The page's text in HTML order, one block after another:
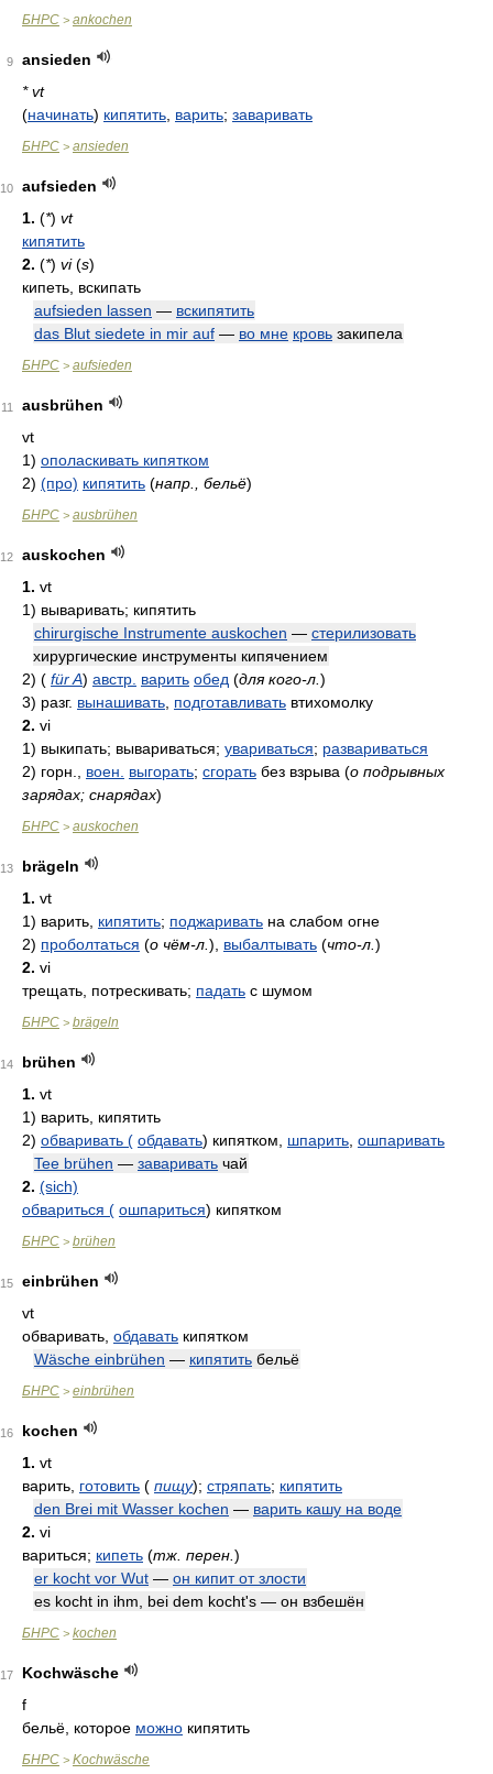
БНРС > ankochen
9
ansieden
* vt
(начинать) кипятить варить; заваривать
БНРС > ansieden
10
aufsieden
1. (*) vt
кипятить
2. (*) vi(s)
кипеть, вскипать
aufsieden lassen — вскипятить
das Blut siedete in mir auf — во мне кровь закипела
БНРС > aufsieden
11
ausbrühen
vt
1) ополаскивать кипятком
2) (про) кипятить (напр., бельё)
БНРС > ausbrühen
12
auskochen
1. vt
1) вываривать; кипятить
chirurgische Instrumente auskochen — стерилизовать
хирургические инструменты кипячением
2) ( für A) австр. варить обед (для кого-л. )
3) разг. вынашивать подготавливать втихомолку
2. vi
1) выкипать; вывариваться; увариваться; развариваться
2) горн., воен. выгорать; сгорать без взрыва (о подрывных
зарядах; снарядах)
БНРС > auskochen
13
brägeln
1. vt
1) варить, кипятить; поджаривать на слабом огне
2) проболтаться (о чём-л. ) выбалтывать (что-л. )
2. vi
трещать, потрескивать; падать с шумом
БНРС > brägeln
14
brühen
1. vt
1) варить, кипятить
2) обваривать ( обдавать) кипятком, шпарить ошпаривать
Tee brühen — заваривать чай
2. (sich)
обвариться ( ошпариться) кипятком
БНРС > brühen
15
einbrühen
vt
обваривать, обдавать кипятком
Wäsche einbrühen — кипятить бельё
БНРС > einbrühen
16
kochen
1. vt
варить, готовить ( пищу); стряпать; кипятить
den Brei mit Wasser kochen — варить кашу на воде
2. vi
вариться; кипеть (тж. перен. )
er kocht vor Wut — он кипит от злости
es kocht in ihm, bei dem kocht's — он взбешён
БНРС > kochen
17
Kochwäsche
f
бельё, которое можно кипятить
БНРС > Kochwäsche